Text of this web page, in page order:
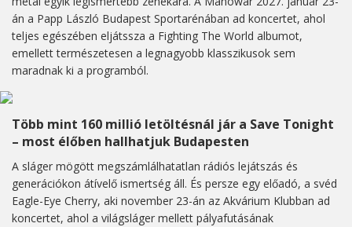
án a Papp László Budapest Sportarénában ad koncertet, ahol
teljes egészében eljátssza a Fighting The World albumot,
emellett természetesen a legnagyobb klasszikusok sem
maradnak ki a programból.
Több mint 160 millió letöltésnál jár a Save Tonight
– most élőben hallhatjuk Budapesten
A sláger mögött megszámlálhatatlan rádiós lejátszás és
generációkon átívelő ismertség áll. És persze egy előadó, a svéd
Eagle-Eye Cherry, aki november 23-án az Akvárium Klubban ad
koncertet, ahol a világsláger mellett pályafutásának